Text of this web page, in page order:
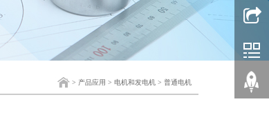
> 产品应用 > 电机和发电机 > 普通电机